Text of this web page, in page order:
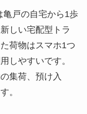
亀戸の自宅から1歩
しい宅配型トラ
荷物はスマホ1つ
しやすいです。
集荷、預け入
。